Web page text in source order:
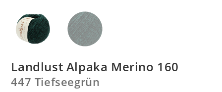
Landlust Alpaka Merino 160
447 Tiefseegrün